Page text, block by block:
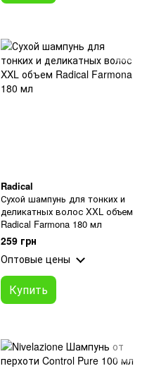
Radical
Сухой шампунь для тонких и
деликатных волос XXL объем
Radical Farmona 180 мл
259 грн
Оптовые цены
Купить